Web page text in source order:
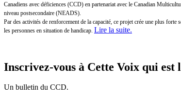
Canadiens avec déficiences (CCD) en partenariat avec le Canadian
niveau postsecondaire (NEADS).
Par des activités de renforcement de la capacité, ce projet crée une plus
les personnes en situation de handicap. Lire la suite.
Inscrivez-vous à Cette Voix qui est
Un bulletin du CCD.